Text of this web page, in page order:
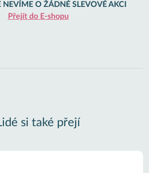
O ŽÁDNÉ SLEVOVÉ AKCI
Přejít do E-shopu
si také přejí